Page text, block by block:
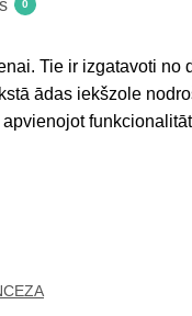
0
Tie ir izgatavoti no
ādas iekšzole